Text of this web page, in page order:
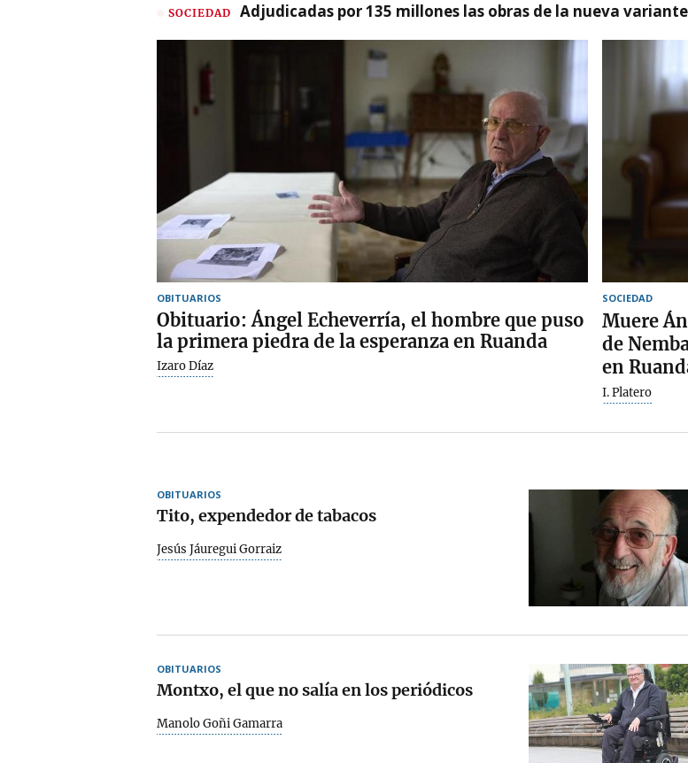
SOCIEDAD Adjudicadas por 135 millones las obras de la nueva
OBITUARIOS
Obituario: Ángel Echeverría, el hombre que puso
la primera piedra de la esperanza en Ruanda
Izaro Díaz
SOCIEDAD
Muere
de
en
I. Platero
OBITUARIOS
Tito, expendedor de tabacos
Jesús Jáuregui Gorraiz
OBITUARIOS
Montxo, el que no salía en los periódicos
Manolo Goñi Gamarra